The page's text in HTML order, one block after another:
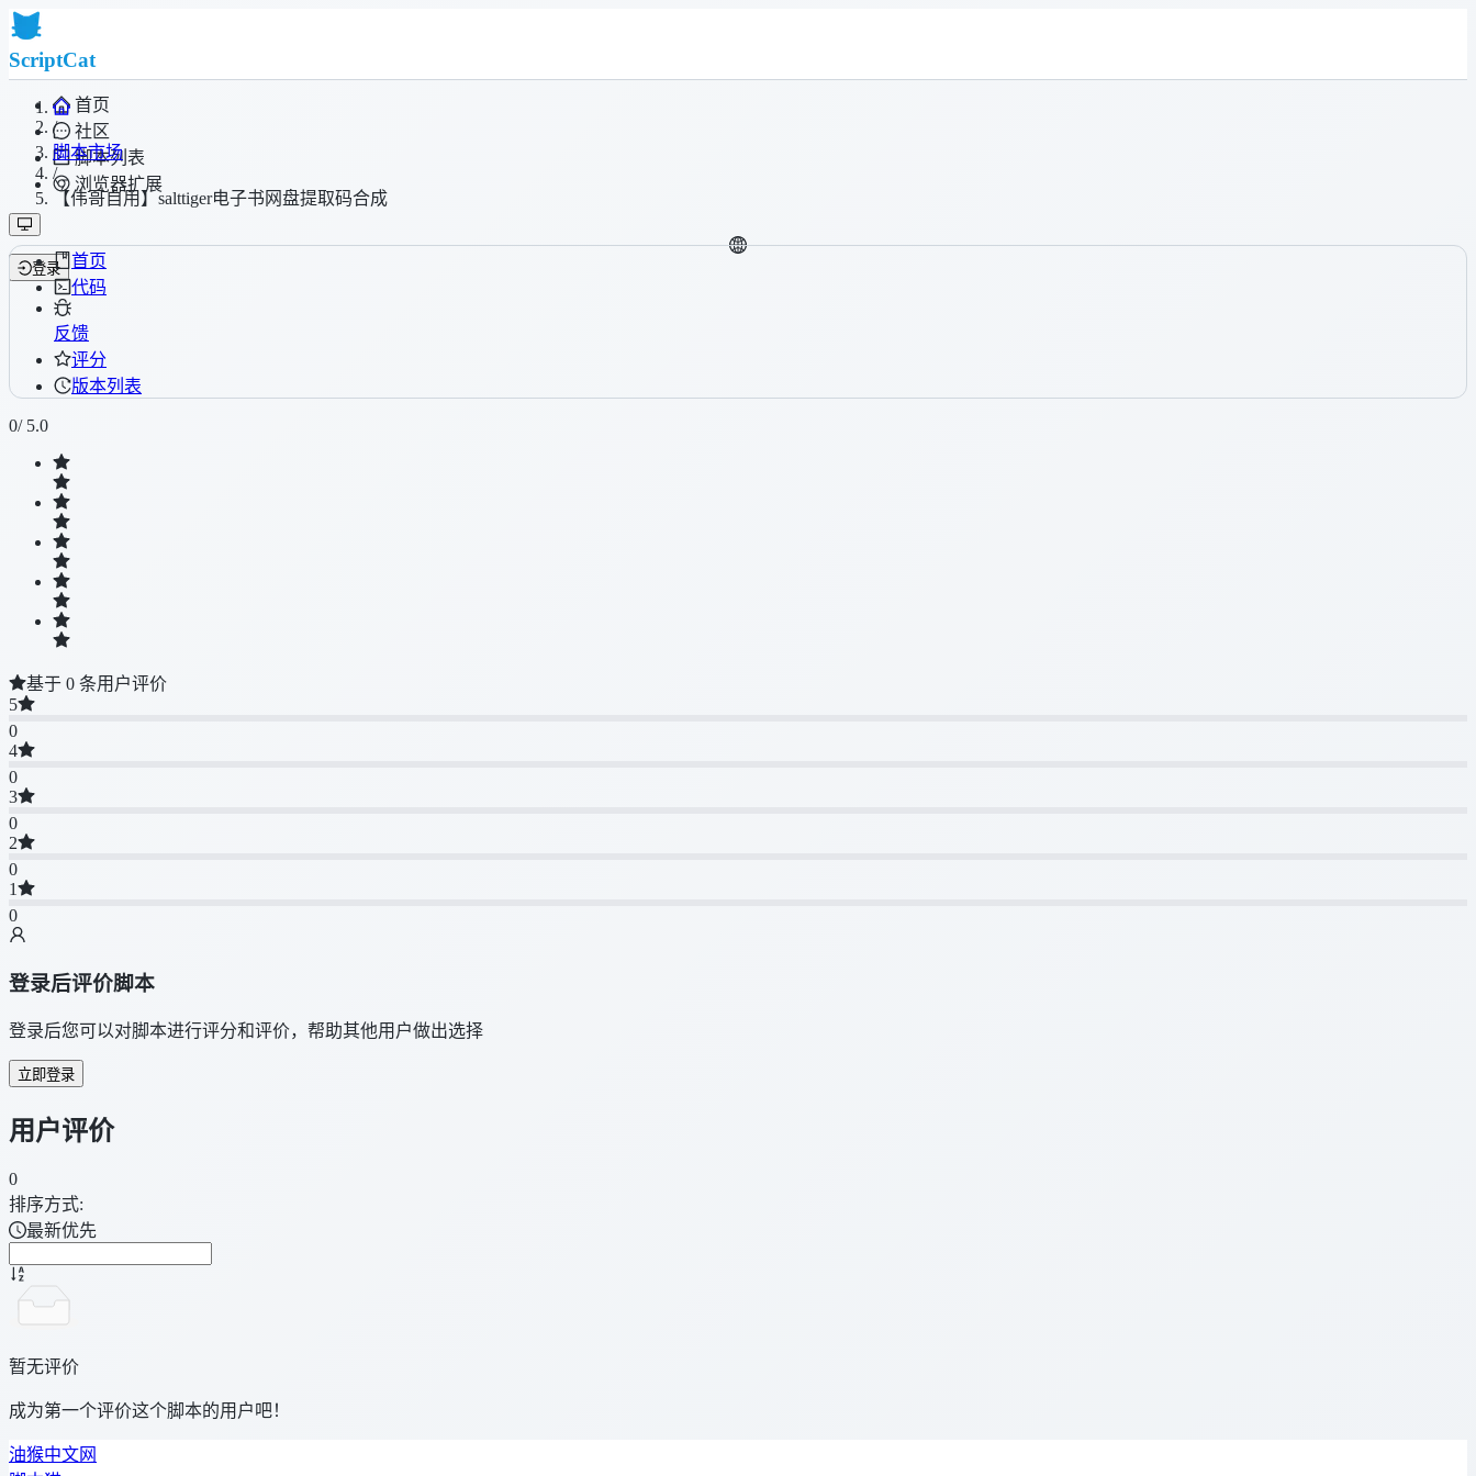
ScriptCat
首页
社区
脚本列表
浏览器扩展
登录
/
脚本市场
/
【伟哥自用】salttiger电子书网盘提取码合成
首页
代码
反馈
评分
版本列表
0/ 5.0
基于 0 条用户评价
5
0
4
0
3
0
2
0
1
0
登录后评价脚本
登录后您可以对脚本进行评分和评价，帮助其他用户做出选择
立即登录
用户评价
0
排序方式:
最新优先
暂无评价
成为第一个评价这个脚本的用户吧！
油猴中文网